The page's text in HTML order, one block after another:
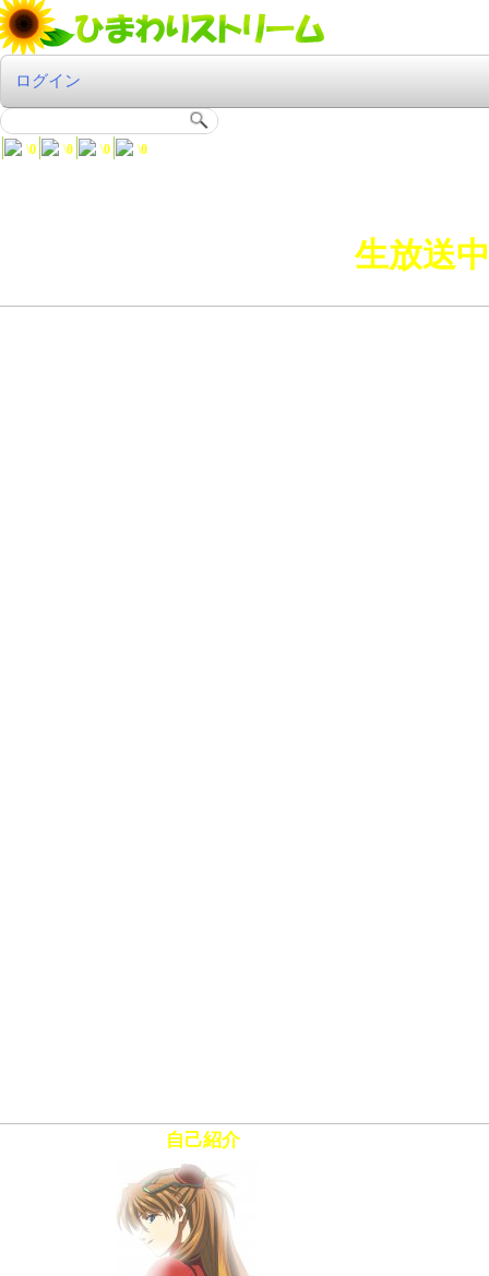
ログイン
\0 \0 \0 \0
生放送
自己紹介